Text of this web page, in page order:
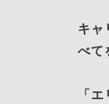
キャ
べて
「